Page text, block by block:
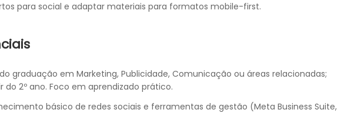
para social e adaptar materiais para formatos mobile-first.
graduação em Marketing, Publicidade, Comunicação ou áreas relacionadas;
2º ano. Foco em aprendizado prático.
básico de redes sociais e ferramentas de gestão (Meta Business Suite,